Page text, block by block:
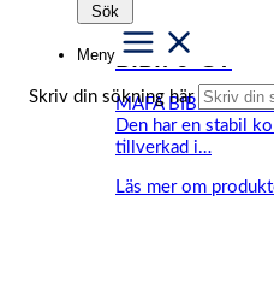
Sök
Meny
Skriv din sökning här
BIBI76-GY
MAFA BIBI76-GY
Den har en stabil
tillverkad i…
Läs mer om